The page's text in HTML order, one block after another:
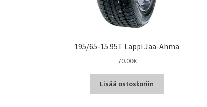
195/65-15 95T Lappi Jää-Ahma
70.00€
Lisää ostoskoriin